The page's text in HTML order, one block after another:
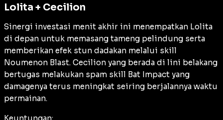
Lolita + Cecilion
Sinergi investasi menit akhir ini menempatkan Lolita
di depan untuk memasang tameng pelindung serta
memberikan efek stun dadakan melalui skill
Noumenon Blast. Cecilion yang berada di lini belakang
bertugas melakukan spam skill Bat Impact yang
damagenya terus meningkat seiring berjalannya waktu
permainan.